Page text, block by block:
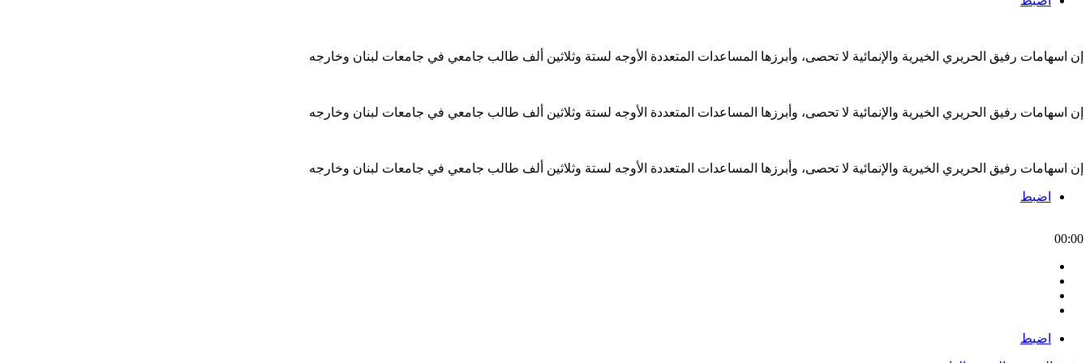
إن اسهامات رفيق الحريري الخيرية والإنمائية لا تحصى، وأبرزها المساعدات المتعددة الأوجه لستة وثلاثين ألف طالب جامعي في جامعات لبنان وخارجه
إن اسهامات رفيق الحريري الخيرية والإنمائية لا تحصى، وأبرزها المساعدات المتعددة الأوجه لستة وثلاثين ألف طالب جامعي في جامعات لبنان وخارجه
إن اسهامات رفيق الحريري الخيرية والإنمائية لا تحصى، وأبرزها المساعدات المتعددة الأوجه لستة وثلاثين ألف طالب جامعي في جامعات لبنان وخارجه
اضبط
00:00
اضبط